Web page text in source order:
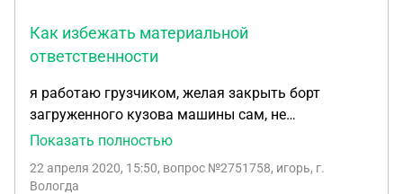
должен работодателю 5 миллионов рублей,
например. Мне кажется, что в цивилизованной
Водители же не специально переворачивают
машины. Так ли это? Или всё это зависит от
текста трудового договора? Тогда что там
должно (не должно) быть написано у нормальных
работодателей? Как безопасно устроиться на
Как избежать материальной
ответственности
я работаю грузчиком, желая закрыть борт
загруженного кузова машины сам, не
дождавшись водителя, завел машину и отрулил
машиной значительная часть груза свалилась с
Показать полностью
22 апреля 2020, 15:50, вопрос №2751758, игорь, г.
Вологда